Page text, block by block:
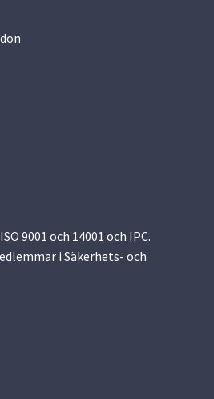
9001 och 14001 och IPC.
i Säkerhets- och